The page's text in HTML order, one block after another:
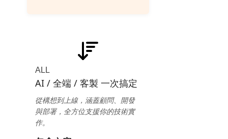
ALL
AI / 全端 / 客製 一次搞定
從構想到上線，涵蓋顧問、開發
與部署，全方位支援你的技術實
作。